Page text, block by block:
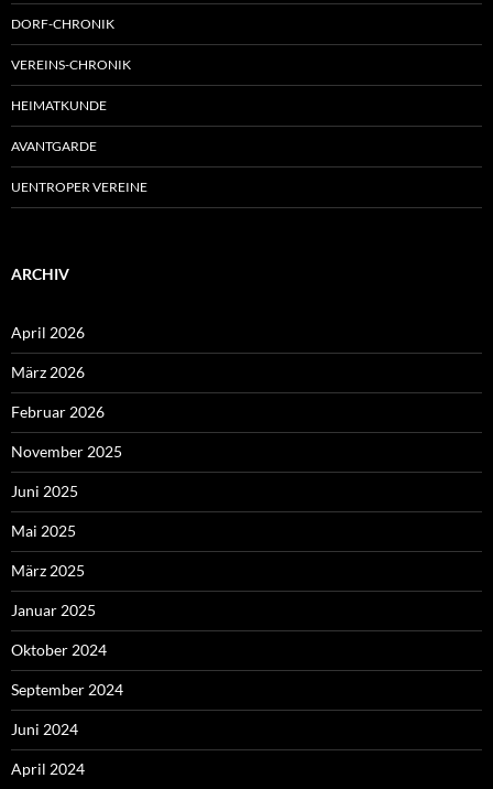
DORF-CHRONIK
VEREINS-CHRONIK
HEIMATKUNDE
AVANTGARDE
UENTROPER VEREINE
ARCHIV
April 2026
März 2026
Februar 2026
November 2025
Juni 2025
Mai 2025
März 2025
Januar 2025
Oktober 2024
September 2024
Juni 2024
April 2024